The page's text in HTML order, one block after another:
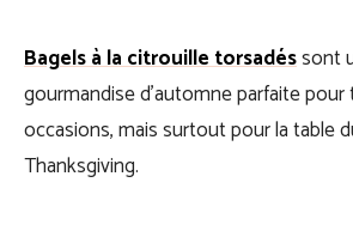
Bagels à la citrouille torsadéssont
gourmandise d’automne parfaite
occasions, mais surtout pour la table
Thanksgiving.